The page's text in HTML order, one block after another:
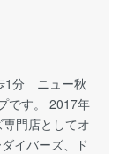
1分 ニュー秋
です。 2017年
門店としてオ
イバーズ、ド